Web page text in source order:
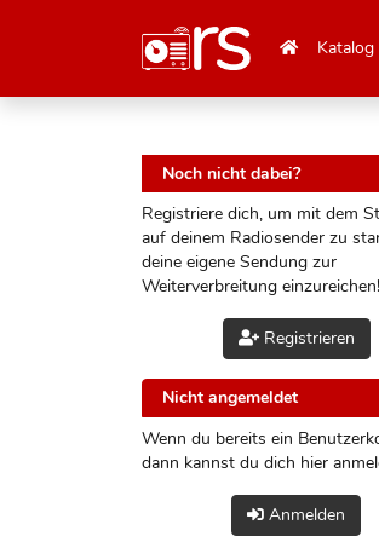
Katalog
Noch nicht dabei?
Registriere dich, um mit dem
auf deinem Radiosender zu
deine eigene Sendung zur
Weiterverbreitung einzureichen!
Registrieren
Nicht angemeldet
Wenn du bereits ein
dann kannst du dich hier
Anmelden